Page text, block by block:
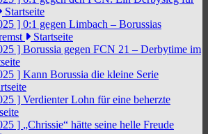
Startseite
] 0:1 gegen Limbach – Borussias
Startseite
] Borussia gegen FCN 21 – Derbytime im
] Kann Borussia die kleine Serie
] Verdienter Lohn für eine beherzte
] „Chrissie“ hätte seine helle Freude